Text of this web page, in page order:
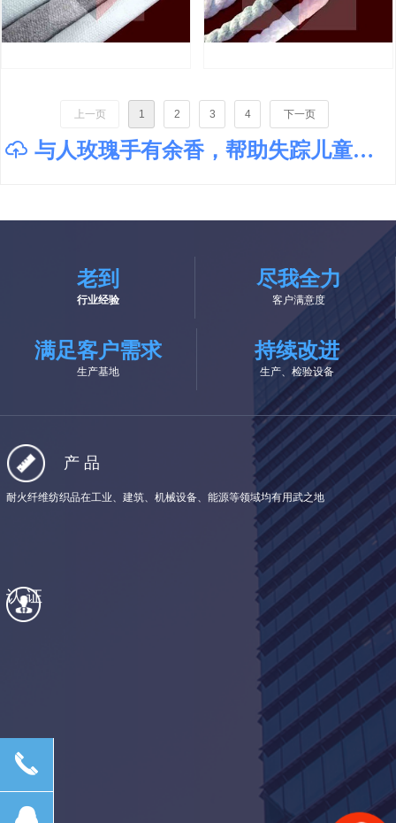
上一页 1 2 3 4 下一页
ꁶ 与人玫瑰手有余香，帮助失踪儿童回家
老到
行业经验
尽我全力
客户满意度
满足客户需求
生产基地
持续改进
生产、检验设备
产品
耐火纤维纺织品在工业、建筑、机械设备、能源等领域均有用武之地
认证
끅